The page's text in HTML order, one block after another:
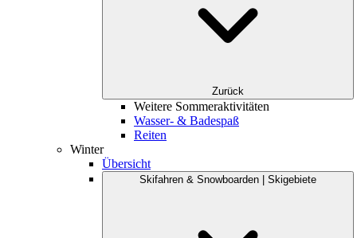
Zurück
Weitere Sommeraktivitäten
Wasser- & Badespaß
Reiten
Winter
Übersicht
Skifahren & Snowboarden | Skigebiete